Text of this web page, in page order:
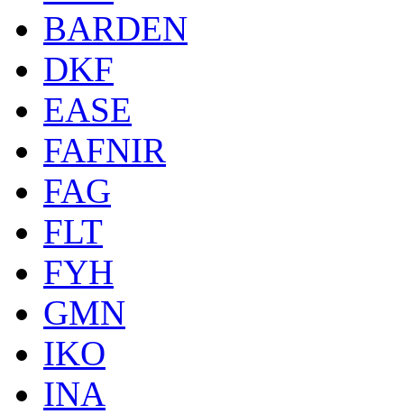
BARDEN
DKF
EASE
FAFNIR
FAG
FLT
FYH
GMN
IKO
INA